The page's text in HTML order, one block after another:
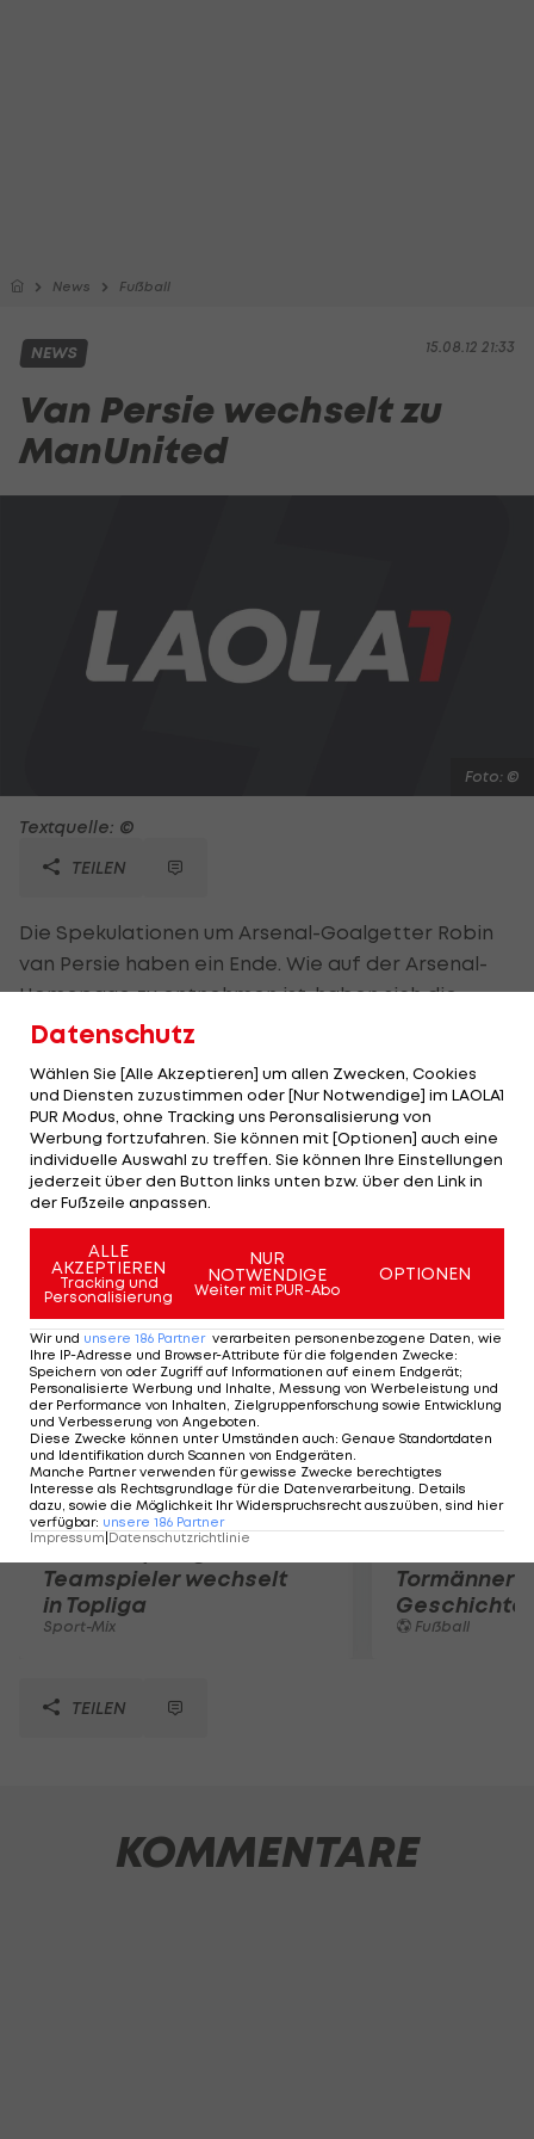
News Fußball
15.08.12 21:33
NEWS
Van Persie wechselt zu
ManUnited
Foto: ©
Textquelle: ©
TEILEN
Die Spekulationen um Arsenal-Goalgetter Robin
van Persie haben ein Ende. Wie auf der Arsenal-
Homepage zu entnehmen ist, haben sich die
"Gunners" und Manchester United auf einen
Donnerstag reist der niederländische
Torschützenkönig der Premier League zum
Medizincheck. Arsenal-Coach Wenger wollte
seinen Schützling unbedingt halten: "Es ist einer
der besten Stürmer, wenn nicht der Beste."
Mehr zum Thema
Karrieresprung! ÖVV-
Teamspieler wechselt
in Topliga
Sport-Mix
Tormänner
Geschichte
Fußball
TEILEN
KOMMENTARE
Datenschutz
Wählen Sie [Alle Akzeptieren] um allen Zwecken, Cookies
und Diensten zuzustimmen oder [Nur Notwendige] im LAOLA1
PUR Modus, ohne Tracking uns Peronsalisierung von
Werbung fortzufahren. Sie können mit [Optionen] auch eine
individuelle Auswahl zu treffen. Sie können Ihre Einstellungen
jederzeit über den Button links unten bzw. über den Link in
der Fußzeile anpassen.
ALLE
AKZEPTIEREN
Tracking und
Personalisierung
NUR
NOTWENDIGE
Weiter mit PUR-Abo
OPTIONEN
Wir und unsere 186 Partner verarbeiten personenbezogene Daten, wie
Ihre IP-Adresse und Browser-Attribute für die folgenden Zwecke:
Speichern von oder Zugriff auf Informationen auf einem Endgerät;
Personalisierte Werbung und Inhalte, Messung von Werbeleistung und
der Performance von Inhalten, Zielgruppenforschung sowie Entwicklung
und Verbesserung von Angeboten.
Diese Zwecke können unter Umständen auch: Genaue Standortdaten
und Identifikation durch Scannen von Endgeräten.
Manche Partner verwenden für gewisse Zwecke berechtigtes
Interesse als Rechtsgrundlage für die Datenverarbeitung. Details
dazu, sowie die Möglichkeit Ihr Widerspruchsrecht auszuüben, sind hier
verfügbar: unsere 186 Partner
Impressum Datenschutzrichtlinie